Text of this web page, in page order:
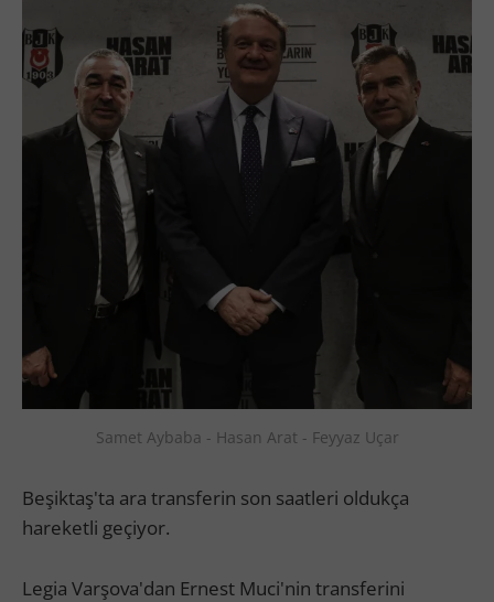
Samet Aybaba - Hasan Arat - Feyyaz Uçar
Beşiktaş'ta ara transferin son saatleri oldukça
hareketli geçiyor.
Legia Varşova'dan Ernest Muci'nin transferini